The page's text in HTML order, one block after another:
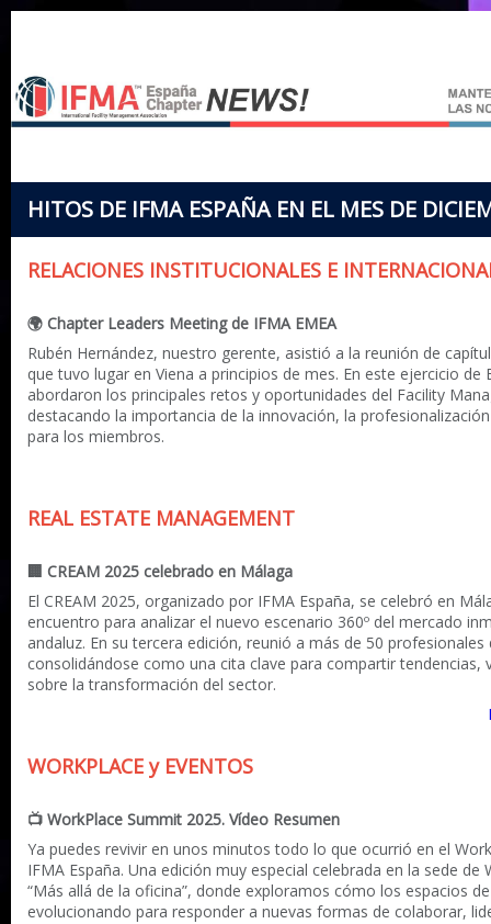
HITOS DE IFMA ESPAÑA EN EL MES DE
RELACIONES INSTITUCIONALES E
🌍 Chapter Leaders Meeting de IFMA EMEA
Rubén Hernández, nuestro gerente, asistió a la reunión de
que tuvo lugar en Viena a principios de mes. En este ejercicio de
abordaron los principales retos y oportunidades del Facility
destacando la importancia de la innovación, la
para los miembros.
REAL ESTATE MANAGEMENT
🏢‍ CREAM 2025 celebrado en Málaga
El CREAM 2025, organizado por IFMA España, se celebró en
encuentro para analizar el nuevo escenario 360º del mercado
andaluz. En su tercera edición, reunió a más de 50
consolidándose como una cita clave para compartir tendencias,
sobre la transformación del sector.
WORKPLACE y EVENTOS
📺 WorkPlace Summit 2025. Vídeo Resumen
Ya puedes revivir en unos minutos todo lo que ocurrió en el
IFMA España. Una edición muy especial celebrada en la sede de
“Más allá de la oficina”, donde exploramos cómo los espacios
evolucionando para responder a nuevas formas de colaborar,